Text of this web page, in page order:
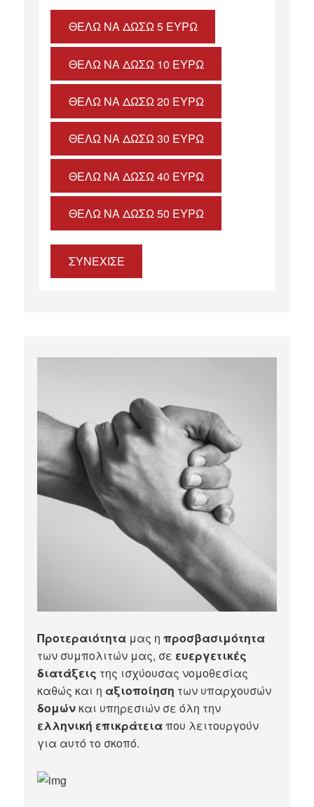
ΘΈΛΩ ΝΑ ΔΏΣΩ 5 ΕΥΡΏ
ΘΈΛΩ ΝΑ ΔΏΣΩ 10 ΕΥΡΏ
ΘΈΛΩ ΝΑ ΔΏΣΩ 20 ΕΥΡΏ
ΘΈΛΩ ΝΑ ΔΏΣΩ 30 ΕΥΡΏ
ΘΈΛΩ ΝΑ ΔΏΣΩ 40 ΕΥΡΏ
ΘΈΛΩ ΝΑ ΔΏΣΩ 50 ΕΥΡΏ
ΣΥΝΕΧΙΣΕ
Προτεραιότητα μας ηπροσβασιμότητα
των συμπολιτών μας, σε ευεργετικές
διατάξεις της ισχύουσας νομοθεσίας
καθώς και η αξιοποίηση των υπαρχουσών
δομών και υπηρεσιών σε όλη την
ελληνική επικράτειαπου λειτουργούν
για αυτό το σκοπό.​